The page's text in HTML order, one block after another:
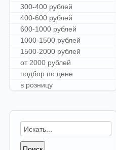
300-400 рублей
400-600 рублей
600-1000 рублей
1000-1500 рублей
1500-2000 рублей
от 2000 рублей
подбор по цене
в розницу